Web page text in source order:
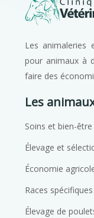
Les animaleries
pour animaux à
faire des
Les
Soins et bien-être
Élevage et
Économie
Races spécifiques
Élevage de